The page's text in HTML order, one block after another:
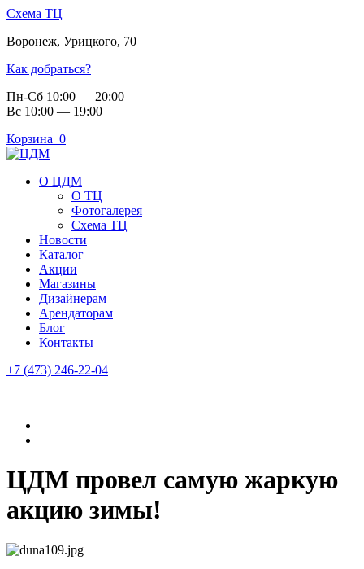
Схема ТЦ
Воронеж, Урицкого, 70
Как добраться?
Пн-Сб 10:00 — 20:00
Вс 10:00 — 19:00
Корзина 0
О ЦДМ
О ТЦ
Фотогалерея
Схема ТЦ
Новости
Каталог
Акции
Магазины
Дизайнерам
Арендаторам
Блог
Контакты
+7 (473) 246-22-04
ЦДМ провел самую жаркую
акцию зимы!